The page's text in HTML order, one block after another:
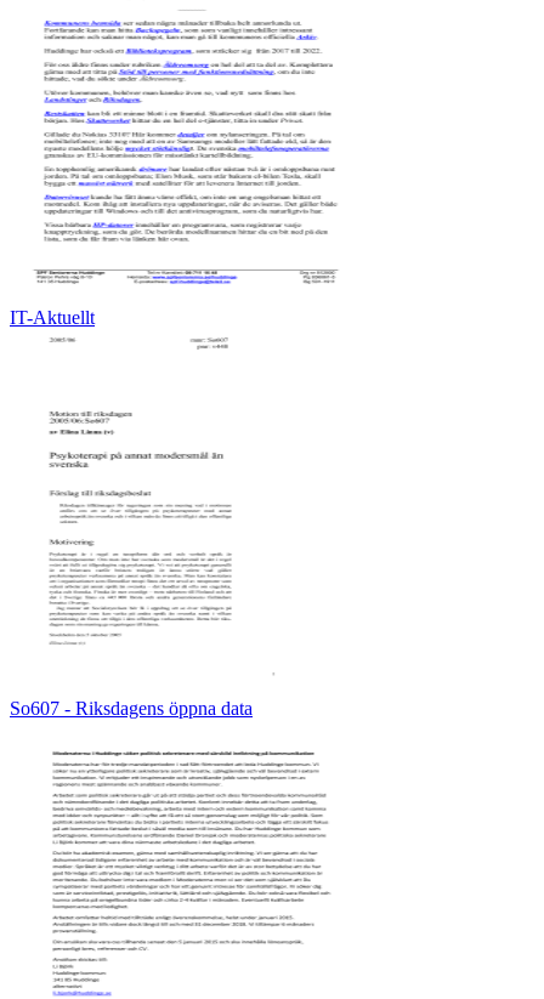
IT-Aktuellt
So607 - Riksdagens öppna data